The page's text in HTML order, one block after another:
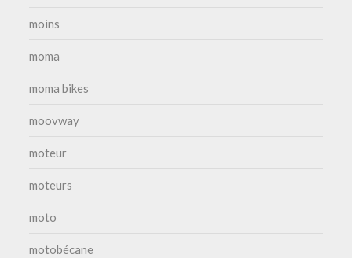
moins
moma
moma bikes
moovway
moteur
moteurs
moto
motobécane